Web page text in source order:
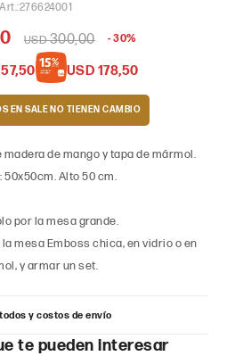
276624001
USD300,00 30
USD 178,50
EN SALE
de mango y tapa de mármol.
50x50cm. Alto 50 cm.
por la mesa grande.
mesa Emboss chica, en vidrio o en
y armar un set.
y costos de envío
te pueden interesar